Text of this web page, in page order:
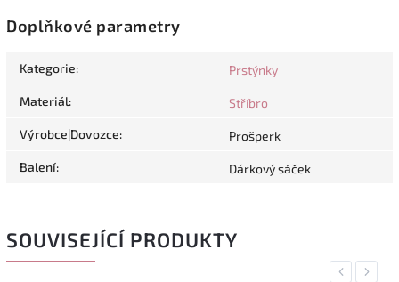
Doplňkové parametry
Kategorie: Prstýnky
Materiál: Stříbro
Výrobce|Dovozce: Prošperk
Balení: Dárkový sáček
SOUVISEJÍCÍ PRODUKTY
Previous
Next